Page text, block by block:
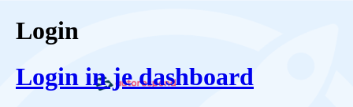
Login
Login in je dashboard